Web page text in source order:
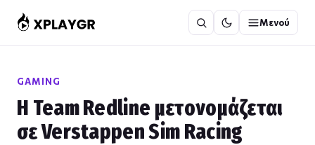
στο
περιεχόμενο
Μενού
GAMING
Η Team Redline μετονομάζεται
σε Verstappen Sim Racing